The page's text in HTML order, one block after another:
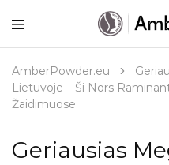
sprendimas
AmberPowder.eu
Lietuvoje – Ši Nors
Žaidimuose
Geriausias